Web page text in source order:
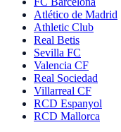
Atlético de Madrid
Athletic Club
Real Betis
Sevilla FC
Valencia CF
Real Sociedad
Villarreal CF
RCD Espanyol
RCD Mallorca